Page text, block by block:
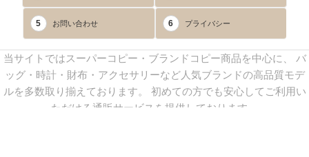
5 お問い合わせ 6 プライバシー
当サイトではスーパーコピー・ブランドコピー商品を中心に、 バ
ッグ・時計・財布・アクセサリーなど人気ブランドの高品質モデ
ルを多数取り揃えております。 初めての方でも安心してご利用い
ただける通販サービスを提供しております。